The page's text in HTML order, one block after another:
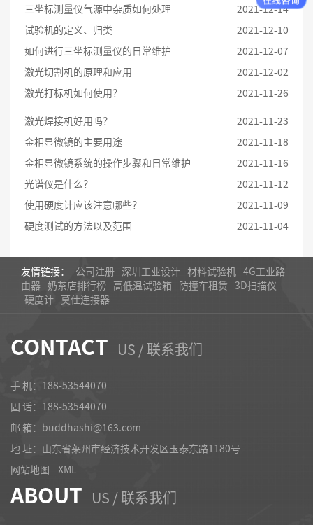
三坐标测量仪气源中杂质如何处理
2021-12-14
试验机的定义、归类
2021-12-10
如何进行三坐标测量仪的日常维护
2021-12-07
激光切割机的原理和应用
2021-12-02
激光打标机如何使用？
2021-11-26
激光焊接机好用吗？
2021-11-23
金相显微镜的主要用途
2021-11-18
金相显微镜系统的操作步骤和日常维护
2021-11-16
光谱仪是什么？
2021-11-12
使用硬度计应该注意哪些？
2021-11-09
硬度测试的方法以及范围
2021-11-04
友情链接： 公司注册 深圳工业设计 材料试验机 4G工业路
由器 奶茶店排行榜 高低温试验箱 防撞车租赁 3D扫描仪
硬度计 莫仕连接器
CONTACT US / 联系我们
手 机：188-53544070
固 话： 188-53544070
邮 箱：buddhashi@163.com
地 址：山东省莱州市经济技术开发区玉泰东路1180号
网站地图
XML
ABOUT US / 联系我们